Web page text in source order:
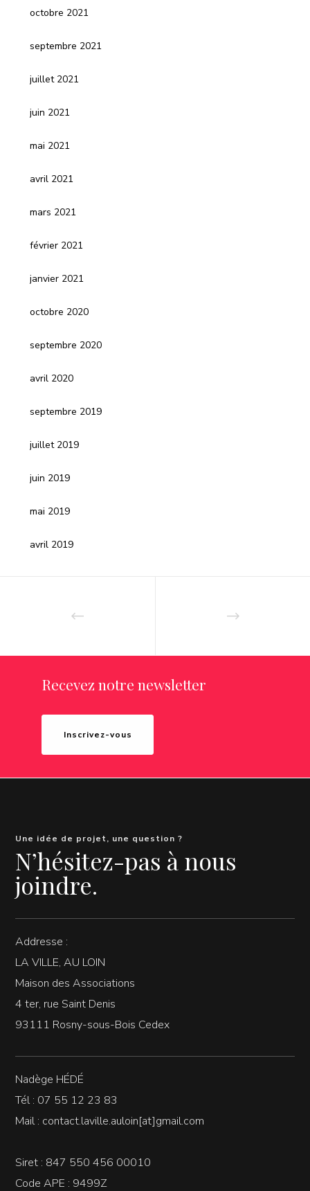
octobre 2021
septembre 2021
juillet 2021
juin 2021
mai 2021
avril 2021
mars 2021
février 2021
janvier 2021
octobre 2020
septembre 2020
avril 2020
septembre 2019
juillet 2019
juin 2019
mai 2019
avril 2019
Recevez notre newsletter
Inscrivez-vous
Une idée de projet, une question ?
N’hésitez-pas à nous
joindre.
Addresse :
LA VILLE, AU LOIN
Maison des Associations
4 ter, rue Saint Denis
93111 Rosny-sous-Bois Cedex
Nadège HÉDÉ
Tél : 07 55 12 23 83
Mail : contact.laville.auloin[at]gmail.com
Siret : 847 550 456 00010
Code APE : 9499Z